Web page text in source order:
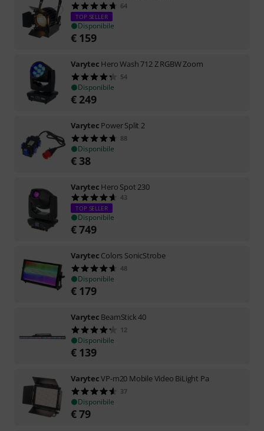
64
TOP SELLER
Disponibile
€ 159
Varytec Hero Wash 712 Z RGBW Zoom
54
Disponibile
€ 249
Varytec Power Split 2
88
Disponibile
€ 38
Varytec Hero Spot 230
43
TOP SELLER
Disponibile
€749
Varytec Colors SonicStrobe
48
Disponibile
€ 179
Varytec BeamStick 40
12
Disponibile
€ 139
VarytecVP-m20 Mobile Video BiLight Pa
37
Disponibile
€79